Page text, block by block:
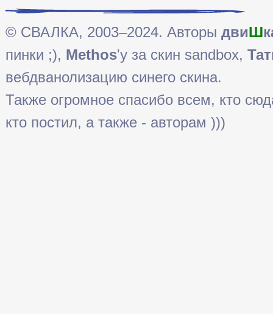
© СВАЛКА, 2003–2024. Авторы двиШ
пинки ;), Methos'у за скин sandbox,
вебдванолизацию синего скина.
Также огромное спасибо всем, кто
кто постил, а также - авторам )))